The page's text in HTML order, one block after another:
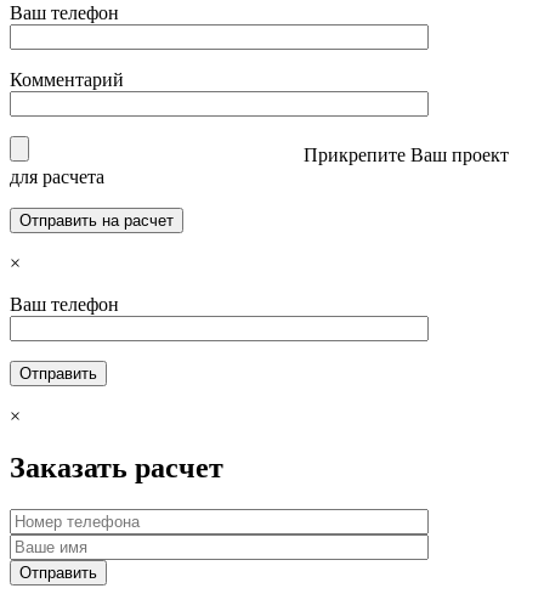
Ваш телефон
Комментарий
Прикрепите Ваш проект
для расчета
×
Ваш телефон
×
Заказать расчет